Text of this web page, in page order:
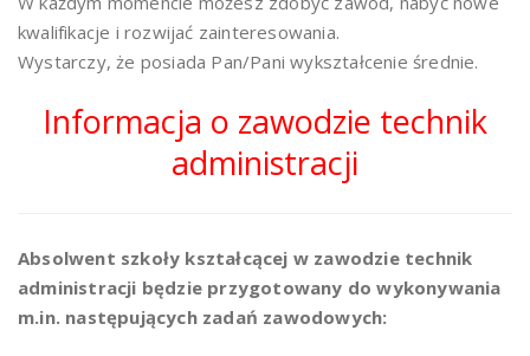
kwalifikacje i rozwijać zainteresowania.
Wystarczy, że posiada Pan/Pani wykształcenie średnie.
Informacja o zawodzie technik
administracji
Absolwent szkoły kształcącej w zawodzie technik
administracji będzie przygotowany do wykonywania
m.in. następujących zadań zawodowych: